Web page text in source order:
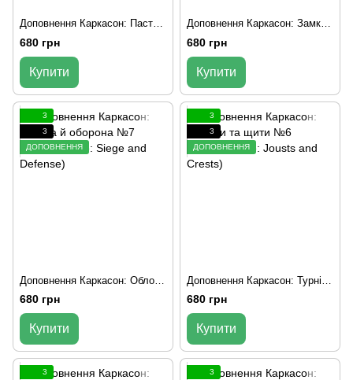
Доповнення Каркасон: Пастухи та вівці №9 (Carcassonne: Hills and Sheep)
680 грн
Купити
Доповнення Каркасон: Замки та мости №8 (Carcassonne: Bridges, Castles and Bazaars)
680 грн
Купити
3
3
ДОПОВНЕННЯ
680 грн
Купити
3
3
ДОПОВНЕННЯ
680 грн
Купити
3
3